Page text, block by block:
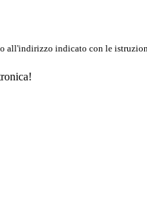
all'indirizzo indicato con le